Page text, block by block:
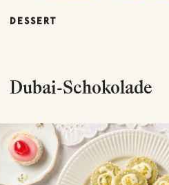
DESSERT
Dubai-Schokolade